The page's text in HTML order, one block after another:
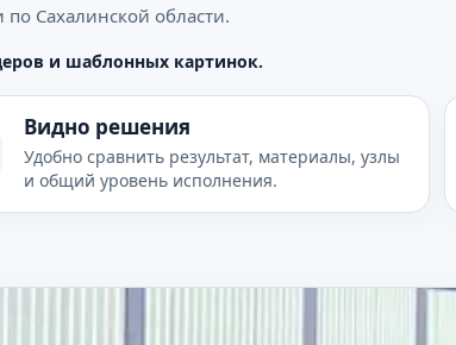
Сахалинской области.
и шаблонных картинок.
Видно решения
Удобно сравнить результат, материалы, узлы
и общий уровень исполнения.